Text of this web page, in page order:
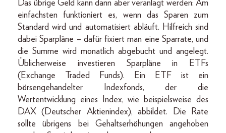
Das übrige Geld kann dann aber veranlagt werden: Am
einfachsten funktioniert es, wenn das Sparen zum
Standard wird und automatisiert abläuft. Hilfreich sind
dabei Sparpläne – dafür fixiert man eine Sparrate, und
die Summe wird monatlich abgebucht und angelegt.
Üblicherweise investieren Sparpläne in ETFs
(Exchange Traded Funds). Ein ETF ist ein
börsengehandelter Indexfonds, der die
Wertentwicklung eines Index, wie beispielsweise des
DAX (Deutscher Aktienindex), abbildet. Die Rate
sollte übrigens bei Gehaltserhöhungen angehoben